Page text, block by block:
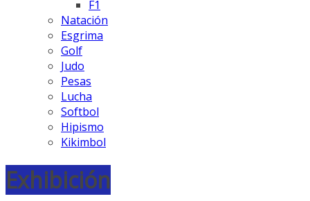
F1
Natación
Esgrima
Golf
Judo
Pesas
Lucha
Softbol
Hipismo
Kikimbol
Exhibición